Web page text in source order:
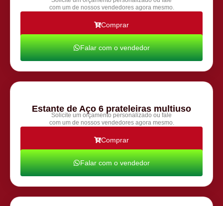
com um de nossos vendedores agora mesmo.
Comprar
Falar com o vendedor
Estante de Aço 6 prateleiras multiuso
Solicite um orçamento personalizado ou fale
com um de nossos vendedores agora mesmo.
Comprar
Falar com o vendedor